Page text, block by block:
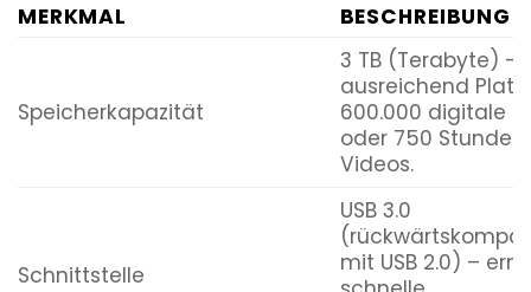
MERKMAL BESCHREIBUNG
Speicherkapazität
3 TB (Terabyte) –
ausreichend Platz
600.000 digitale
oder 750 Stunden
Videos.
Schnittstelle
USB 3.0
mit USB 2.0) –